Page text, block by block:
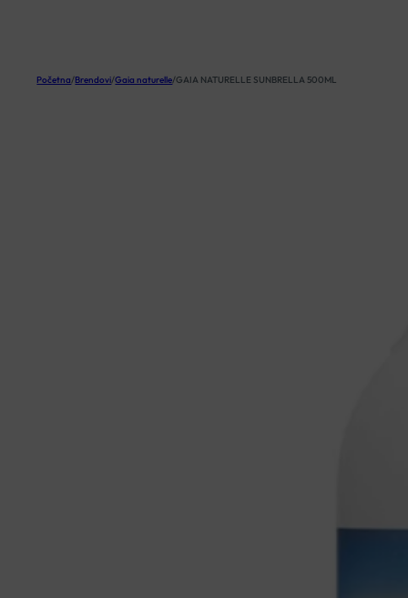
Početna/Brendovi/Gaia naturelle/GAIA NATURELLE SUNBRELLA 500ML